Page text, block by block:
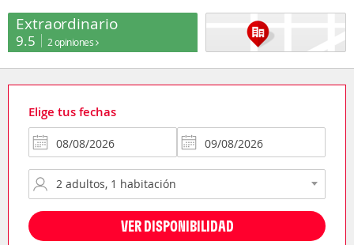
Extraordinario
9.5 2 opiniones
Elige tus fechas
VER DISPONIBILIDAD